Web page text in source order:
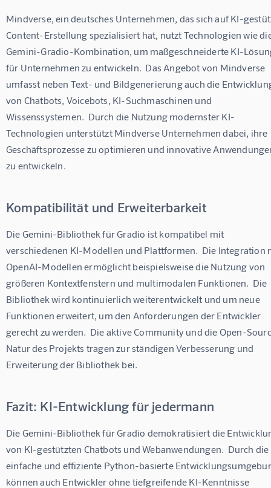
Mindverse, ein deutsches Unternehmen, das sich auf KI-
Content-Erstellung spezialisiert hat, nutzt Technologien wie
Gemini-Gradio-Kombination, um maßgeschneiderte KI-
für Unternehmen zu entwickeln.  Das Angebot von Mindverse
umfasst neben Text- und Bildgenerierung auch die
von Chatbots, Voicebots, KI-Suchmaschinen und
Wissenssystemen.  Durch die Nutzung modernster KI-
Technologien unterstützt Mindverse Unternehmen dabei, ihre
Geschäftsprozesse zu optimieren und innovative
zu entwickeln.
Kompatibilität und Erweiterbarkeit
Die Gemini-Bibliothek für Gradio ist kompatibel mit
verschiedenen KI-Modellen und Plattformen.  Die Integration
OpenAI-Modellen ermöglicht beispielsweise die Nutzung von
größeren Kontextfenstern und multimodalen Funktionen.  Die
Bibliothek wird kontinuierlich weiterentwickelt und um neue
Funktionen erweitert, um den Anforderungen der Entwickler
gerecht zu werden.  Die aktive Community und die Open-
Natur des Projekts tragen zur ständigen Verbesserung und
Erweiterung der Bibliothek bei.
Fazit: KI-Entwicklung für jedermann
Die Gemini-Bibliothek für Gradio demokratisiert die
von KI-gestützten Chatbots und Webanwendungen.  Durch die
einfache und effiziente Python-basierte
können auch Entwickler ohne tiefgreifende KI-Kenntnisse